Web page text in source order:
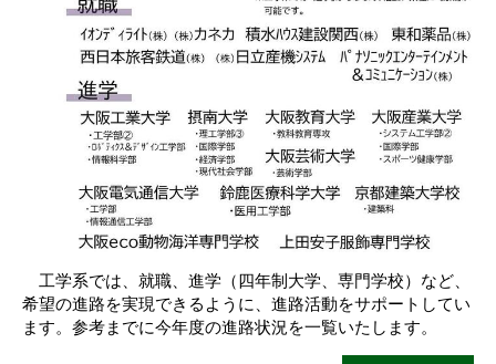
工学系では、就職、進学（四年制大学、専門学校）など、
希望の進路を実現できるように、進路活動をサポートしてい
ます。参考までに今年度の進路状況を一覧いたします。